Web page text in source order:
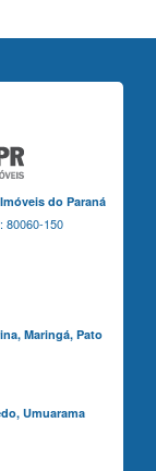
do Paraná
150
Maringá, Pato
Umuarama